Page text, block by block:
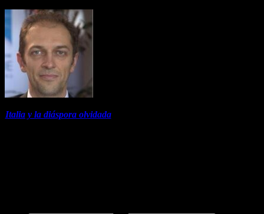
Italia y la diáspora olvidadanota del Dr Marchetti en el Corriere 3